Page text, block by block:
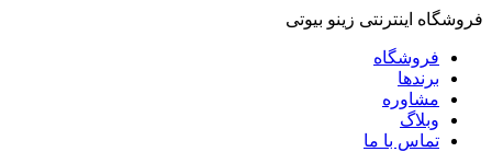
فروشگاه اینترنتی زینو بیوتی
فروشگاه
برندها
مشاوره
وبلاگ
تماس با ما